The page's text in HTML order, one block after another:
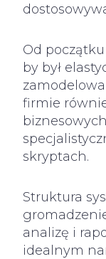
Od
by był
firmie
skryptach.
Struktura
analizę i
idealnym